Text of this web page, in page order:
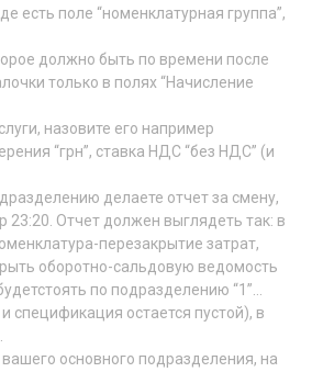
есть поле “номенклатурная группа”,
должно быть по времени после
только в полях “Начисление
назовите его например
“грн”, ставка НДС “без НДС” (и
делаете отчет за смену,
Отчет должен выглядеть так: в
перезакрытие затрат,
оборотно-сальдовую ведомость
по подразделению “1”…
спецификация остается пустой), в
основного подразделения, на